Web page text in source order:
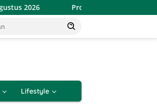
Promo Indomaret Hemat Banget
Lifestyle